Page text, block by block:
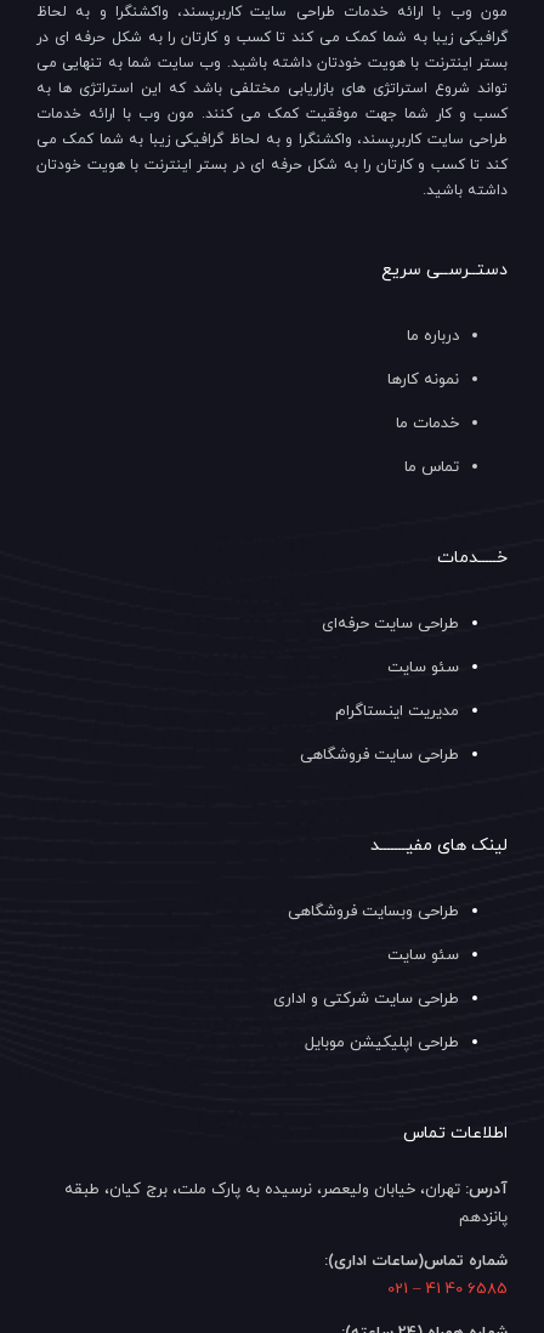
مون وب با ارائه خدمات طراحی سایت کاربرپسند، واکشنگرا و به لحاظ
گرافیکی زیبا به شما کمک می کند تا کسب و کارتان را به شکل حرفه ای در
بستر اینترنت با هویت خودتان داشته باشید. وب سایت شما به تنهایی می
تواند شروع استراتژی های بازاریابی مختلفی باشد که این استراتژی ها به
کسب و کار شما جهت موفقیت کمک می کنند. مون وب با ارائه خدمات
طراحی سایت کاربرپسند، واکشنگرا و به لحاظ گرافیکی زیبا به شما کمک می
کند تا کسب و کارتان را به شکل حرفه ای در بستر اینترنت با هویت خودتان
داشته باشید.
دستــرســی سریع
درباره ما
نمونه کارها
خدمات ما
تماس ما
خـــــدمات
طراحی سایت حرفه‌ای
سئو سایت
مدیریت اینستاگرام
طراحی سایت فروشگاهی
لینک های مفیـــــــد
طراحی وبسایت فروشگاهی
سئو سایت
طراحی سایت شرکتی و اداری
طراحی اپلیکیشن موبایل
اطلاعات تماس
آدرس: تهران، خیابان ولیعصر، نرسیده به پارک ملت، برج کیان، طبقه
پانزدهم
شماره تماس(ساعات اداری):
6585 40 41 – 021